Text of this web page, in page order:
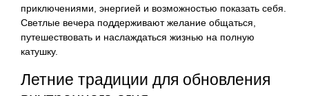
приключениями, энергией и возможностью показать себя.
Светлые вечера поддерживают желание общаться,
путешествовать и наслаждаться жизнью на полную
катушку.
Летние традиции для обновления